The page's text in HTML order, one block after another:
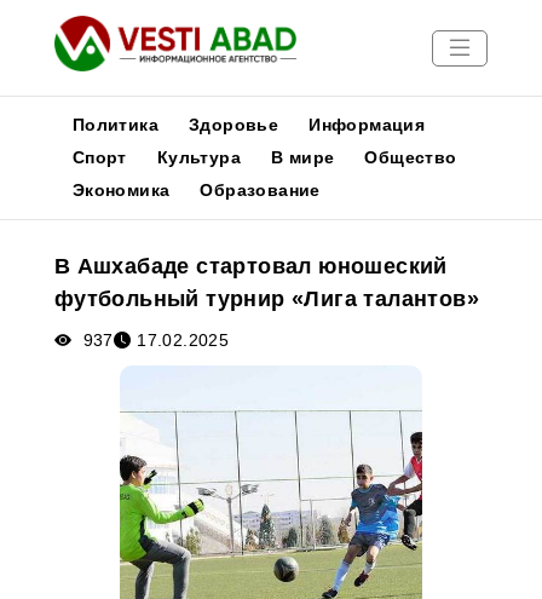
Новости
Медиа
Афиша
Политика Здоровье
Информация
Спорт
Культура В мире
Общество
Экономика
Образование
В Ашхабаде стартовал юношеский
футбольный турнир «Лига талантов»
937 17.02.2025